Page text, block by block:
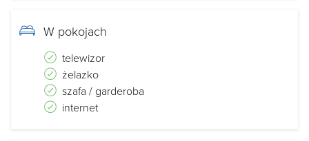
W pokojach
telewizor
żelazko
szafa / garderoba
internet